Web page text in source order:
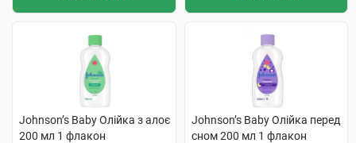
Johnson’s Baby Олійка з алоє
200 мл 1 флакон
Johnson’s Baby Олійка перед
сном 200 мл 1 флакон